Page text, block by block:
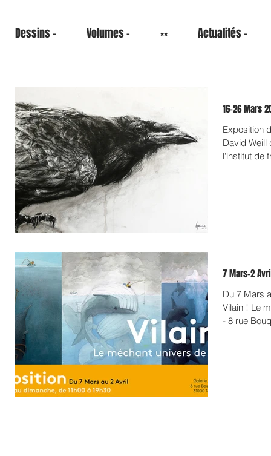
Dessins - Volumes - ×× Actualités -
16-26 Mars
Exposition
David Weill
l'institut de
7 Mars-2
Du 7 Mars
Vilain ! Le
- 8 rue